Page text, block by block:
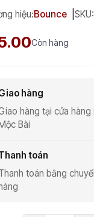
hiệu:Bounce SKU:
Còn hàng
hàng
hàng tại cửa
Bài
toán
toán bằng